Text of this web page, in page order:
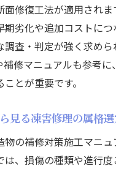
面修復工法が適用されま
期劣化や追加コストにつ
調査・判定が強く求めら
補修マニュアルも参考に
とが重要です。
見る凍害修理の属格
物の補修対策施工マニ
は、損傷の種類や進行